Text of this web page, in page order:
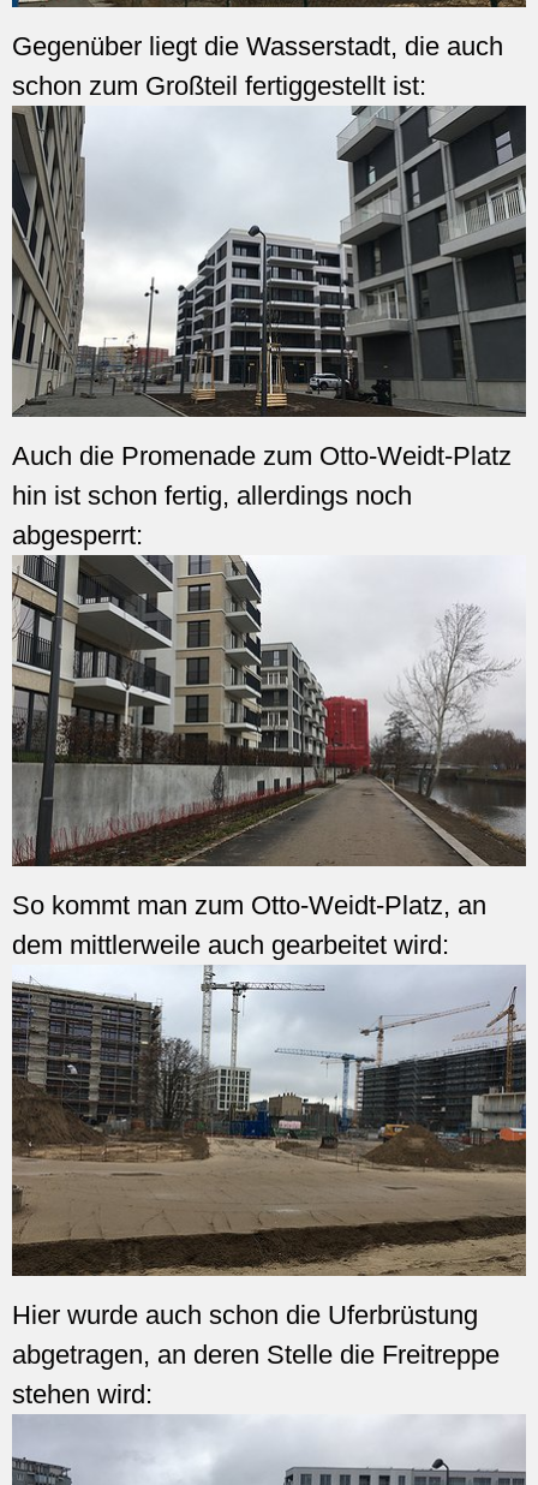
Gegenüber liegt die Wasserstadt, die auch
schon zum Großteil fertiggestellt ist:
Auch die Promenade zum Otto-Weidt-Platz
hin ist schon fertig, allerdings noch
abgesperrt:
So kommt man zum Otto-Weidt-Platz, an
dem mittlerweile auch gearbeitet wird:
Hier wurde auch schon die Uferbrüstung
abgetragen, an deren Stelle die Freitreppe
stehen wird: